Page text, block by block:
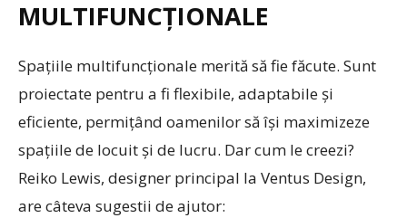
MULTIFUNCȚIONALE
Spațiile multifuncționale merită să fie făcute. Sunt
proiectate pentru a fi flexibile, adaptabile și
eficiente, permițând oamenilor să își maximizeze
spațiile de locuit și de lucru. Dar cum le creezi?
Reiko Lewis, designer principal la Ventus Design,
are câteva sugestii de ajutor: